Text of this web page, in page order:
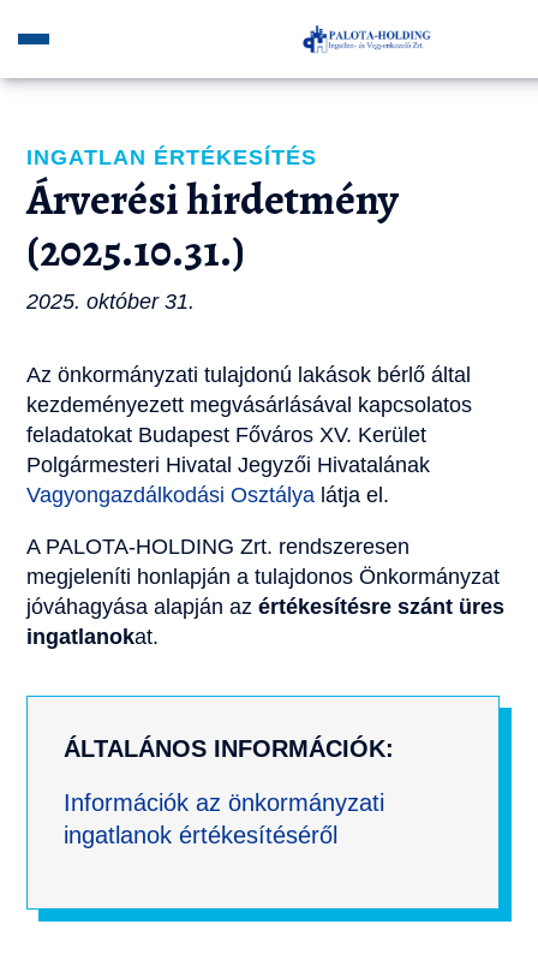
INGATLAN ÉRTÉKESÍTÉS
Árverési hirdetmény
(2025.10.31.)
2025. október 31.
Az önkormányzati tulajdonú lakások bérlő által
kezdeményezett megvásárlásával kapcsolatos
feladatokat Budapest Főváros XV. Kerület
Polgármesteri Hivatal Jegyzői Hivatalának
Vagyongazdálkodási Osztálya látja el.
A PALOTA-HOLDING Zrt. rendszeresen
megjeleníti honlapján a tulajdonos Önkormányzat
jóváhagyása alapján azértékesítésre szánt üres
ingatlanokat.
ÁLTALÁNOS INFORMÁCIÓK:
Információk az önkormányzati
ingatlanok értékesítéséről